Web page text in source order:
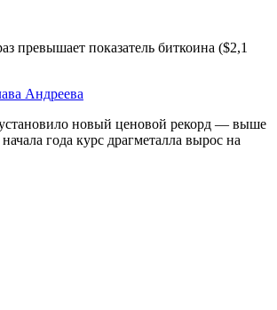
превышает показатель биткоина ($2,1
Андреева
установило новый ценовой рекорд — выше
года курс драгметалла вырос на